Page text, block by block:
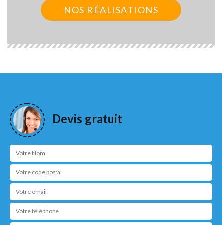
NOS RÉALISATIONS
Devis gratuit